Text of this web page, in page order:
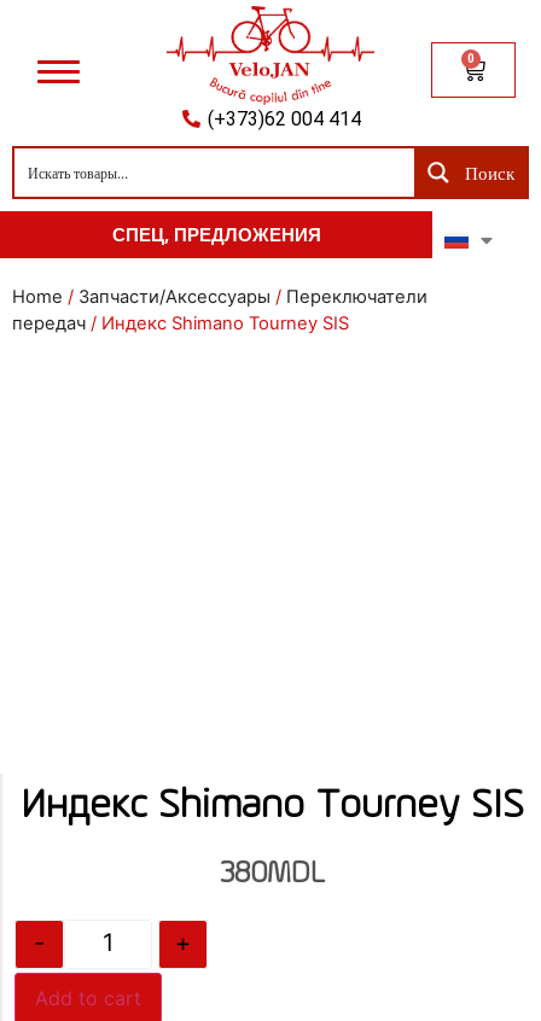
(+373)62 004 414
0
Поиск
СПЕЦ, ПРЕДЛОЖЕНИЯ
Home / Запчасти/Аксессуары / Переключатели
передач / Индекс Shimano Tourney SIS
Индекс Shimano Tourney SIS
380MDL
- +
Add to cart